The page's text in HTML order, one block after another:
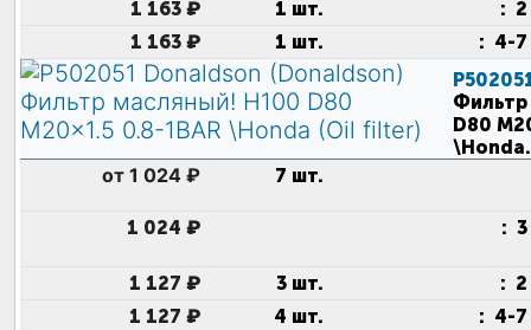
1 163 ₽ 1 шт. :
1 163 ₽
1 шт. : 4-
D80
\Honda.
от 1 024 ₽ 7 шт.
1 024 ₽ :
1 127 ₽ 3 шт. :
1 127 ₽
4 шт. : 4-